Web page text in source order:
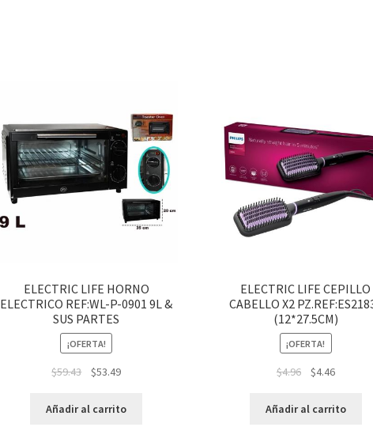
ELECTRIC LIFE HORNO
ELECTRICO REF:WL-P-0901 9L &
SUS PARTES
¡OFERTA!
$59.43 $53.49
Añadir al carrito
ELECTRIC LIFE CEPILLO
CABELLO X2
(12*27.5CM)
¡OFERTA!
$4.96 $4.46
Añadir al carrito